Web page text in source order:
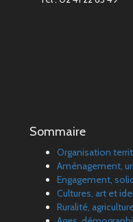
Sommaire
Organisation
Aménagement,
Engagement,
Cultures, art et
Ruralité,